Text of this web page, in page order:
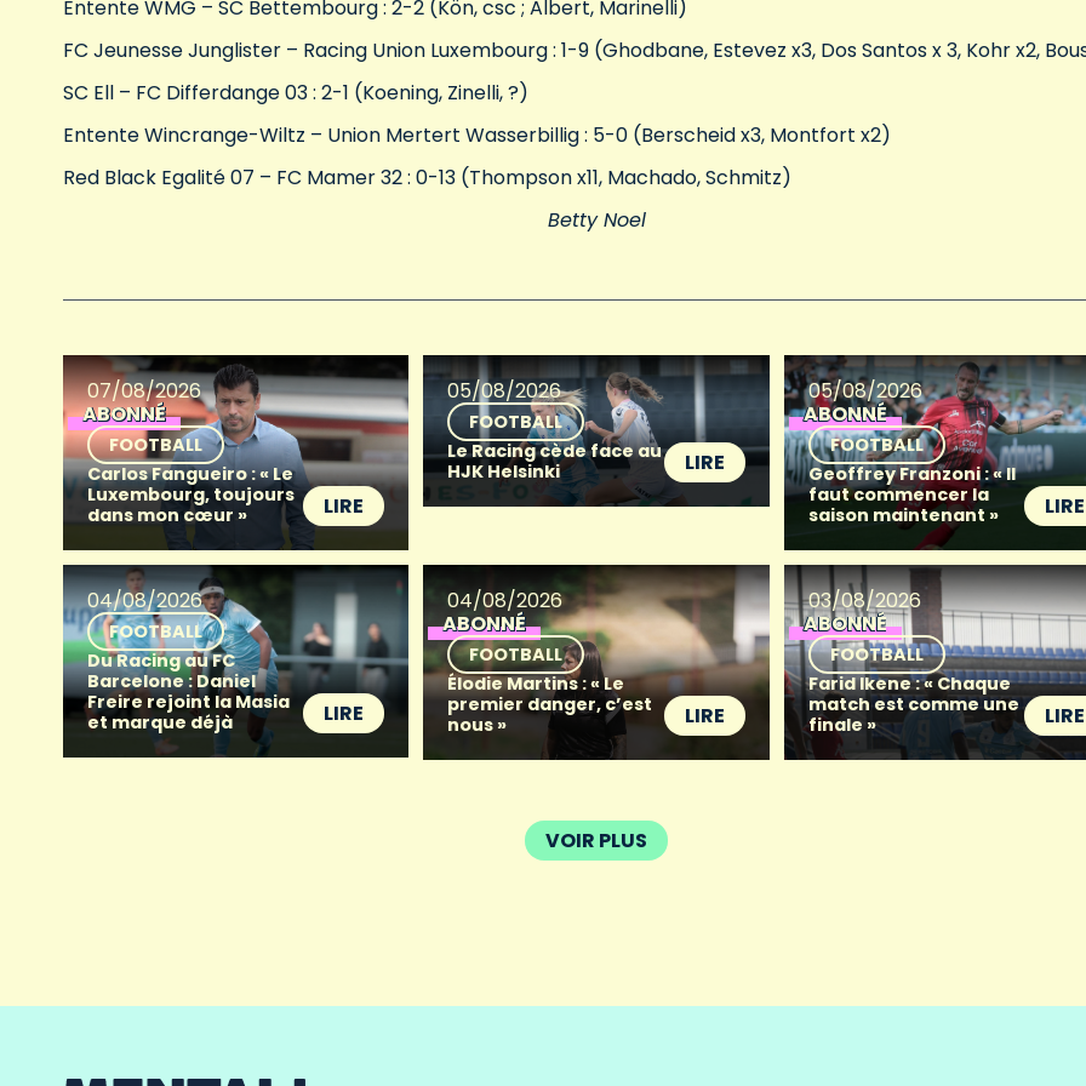
Entente WMG – SC Bettembourg : 2-2 (Kön, csc ; Albert, Marinelli)
FC Jeunesse Junglister – Racing Union Luxembourg : 1-9 (Ghodbane, Estevez x3, Dos Santos x 3, Kohr x2,
SC Ell – FC Differdange 03 : 2-1 (Koening, Zinelli, ?)
Entente Wincrange-Wiltz – Union Mertert Wasserbillig : 5-0 (Berscheid x3, Montfort x2)
Red Black Egalité 07 – FC Mamer 32 : 0-13 (Thompson x11, Machado, Schmitz)
Betty Noel
07/08/2026
ABONNÉ
FOOTBALL
Carlos Fangueiro : « Le
Luxembourg, toujours
dans mon cœur »
LIRE
05/08/2026
FOOTBALL
Le Racing cède face au
HJK Helsinki
LIRE
05/08/2026
ABONNÉ
FOOTBALL
Geoffrey Franzoni : « Il
faut commencer la
saison maintenant »
LIRE
04/08/2026
FOOTBALL
Du Racing au FC
Barcelone : Daniel
Freire rejoint la Masia
et marque déjà
LIRE
04/08/2026
ABONNÉ
FOOTBALL
Élodie Martins : « Le
premier danger, c’est
nous »
LIRE
03/08/2026
ABONNÉ
FOOTBALL
Farid Ikene : « Chaque
match est comme une
finale »
LIRE
VOIR PLUS